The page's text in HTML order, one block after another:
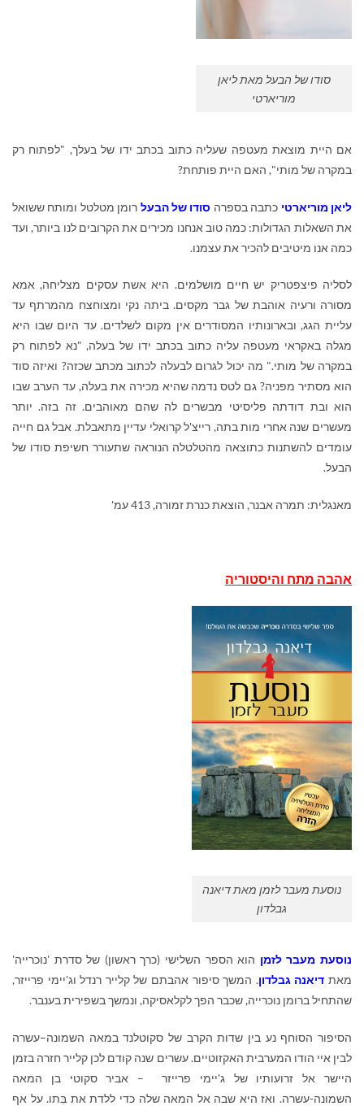
סודו של הבעל מאת ליאן
מוריארטי
אם היית מוצאת מעטפה שעליה כתוב בכתב ידו של בעלך, "לפתוח רק
במקרה של מותי", האם היית פותחת?
ליאן מוריארטי כתבה בספרה סודו של הבעל רומן מטלטל ומותח ששואל
את השאלות הגדולות: כמה טוב אנחנו מכירים את הקרובים לנו ביותר, ועד
כמה אנו מיטיבים להכיר את עצמנו.
לסליה פיצפטריק יש חיים מושלמים. היא אשת עסקים מצליחה, אמא
מסורה ורעיה אוהבת של גבר מקסים. ביתה נקי ומצוחצח מהמרתף עד
עליית הגג, ובארונותיו המסודרים אין מקום לשלדים. עד היום שבו היא
מגלה באקראי מעטפה עליה כתוב בכתב ידו של בעלה, "נא לפתוח רק
במקרה של מותי." מה יכול לגרום לבעלה לכתוב מכתב שכזה? ואיזה סוד
הוא מסתיר מפניה? גם לטס נדמה שהיא מכירה את בעלה, עד הערב שבו
הוא ובת דודתה פליסיטי מבשרים לה שהם מאוהבים. זה בזה. יותר
מעשרים שנה אחרי מות בתה, רייצ'ל קרואלי עדיין מתאבלת. אבל גם חייה
עומדים להשתנות כתוצאה מהטלטלה הנוראה שתעורר חשיפת סודו של
הבעל.
מאנגלית: תמרה אבנר, הוצאת כנרת זמורה, 413 עמ'
אהבה מתח והיסטוריה
נוסעת מעבר לזמן מאת דיאנה
גבלדון
נוסעת מעבר לזמן הוא הספר השלישי (כרך ראשון) של סדרת 'נוכרייה'
מאת דיאנה גבלדון. המשך סיפור אהבתם של קלייר רנדל וג'יימי פרייזר,
שהתחיל ברומן נוכרייה, שכבר הפך לקלאסיקה, ונמשך בשפירית בענבר.
הסיפור הסוחף נע בין שדות הקרב של סקוטלנד במאה השמונה–עשרה
לבין איי הודו המערבית האקזוטיים. עשרים שנה קודם לכן קלייר חזרה בזמן
היישר אל זרועותיו של ג'יימי פרייזר – אביר סקוטי בן המאה
השמונה-עשרה. ואז היא שבה אל המאה שלה כדי ללדת את בִּתו. על אף